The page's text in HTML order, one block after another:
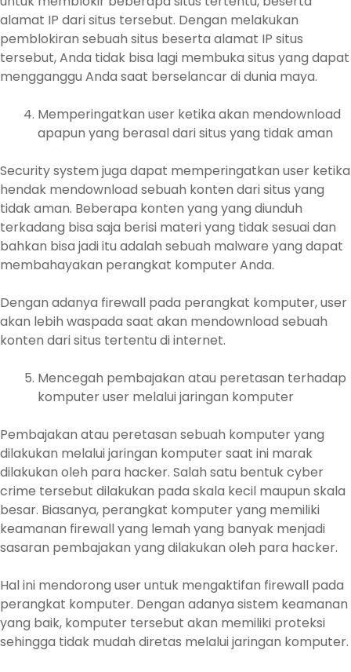
alamat IP dari situs tersebut. Dengan melakukan
pemblokiran sebuah situs beserta alamat IP situs
tersebut, Anda tidak bisa lagi membuka situs yang dapat
mengganggu Anda saat berselancar di dunia maya.
Memperingatkan user ketika akan mendownload
apapun yang berasal dari situs yang tidak aman
Security system juga dapat memperingatkan user ketika
hendak mendownload sebuah konten dari situs yang
tidak aman. Beberapa konten yang yang diunduh
terkadang bisa saja berisi materi yang tidak sesuai dan
bahkan bisa jadi itu adalah sebuah malware yang dapat
membahayakan perangkat komputer Anda.
Dengan adanya firewall pada perangkat komputer, user
akan lebih waspada saat akan mendownload sebuah
konten dari situs tertentu di internet.
Mencegah pembajakan atau peretasan terhadap
komputer user melalui jaringan komputer
Pembajakan atau peretasan sebuah komputer yang
dilakukan melalui jaringan komputer saat ini marak
dilakukan oleh para hacker. Salah satu bentuk cyber
crime tersebut dilakukan pada skala kecil maupun skala
besar. Biasanya, perangkat komputer yang memiliki
keamanan firewall yang lemah yang banyak menjadi
sasaran pembajakan yang dilakukan oleh para hacker.
Hal ini mendorong user untuk mengaktifan firewall pada
perangkat komputer. Dengan adanya sistem keamanan
yang baik, komputer tersebut akan memiliki proteksi
sehingga tidak mudah diretas melalui jaringan komputer.